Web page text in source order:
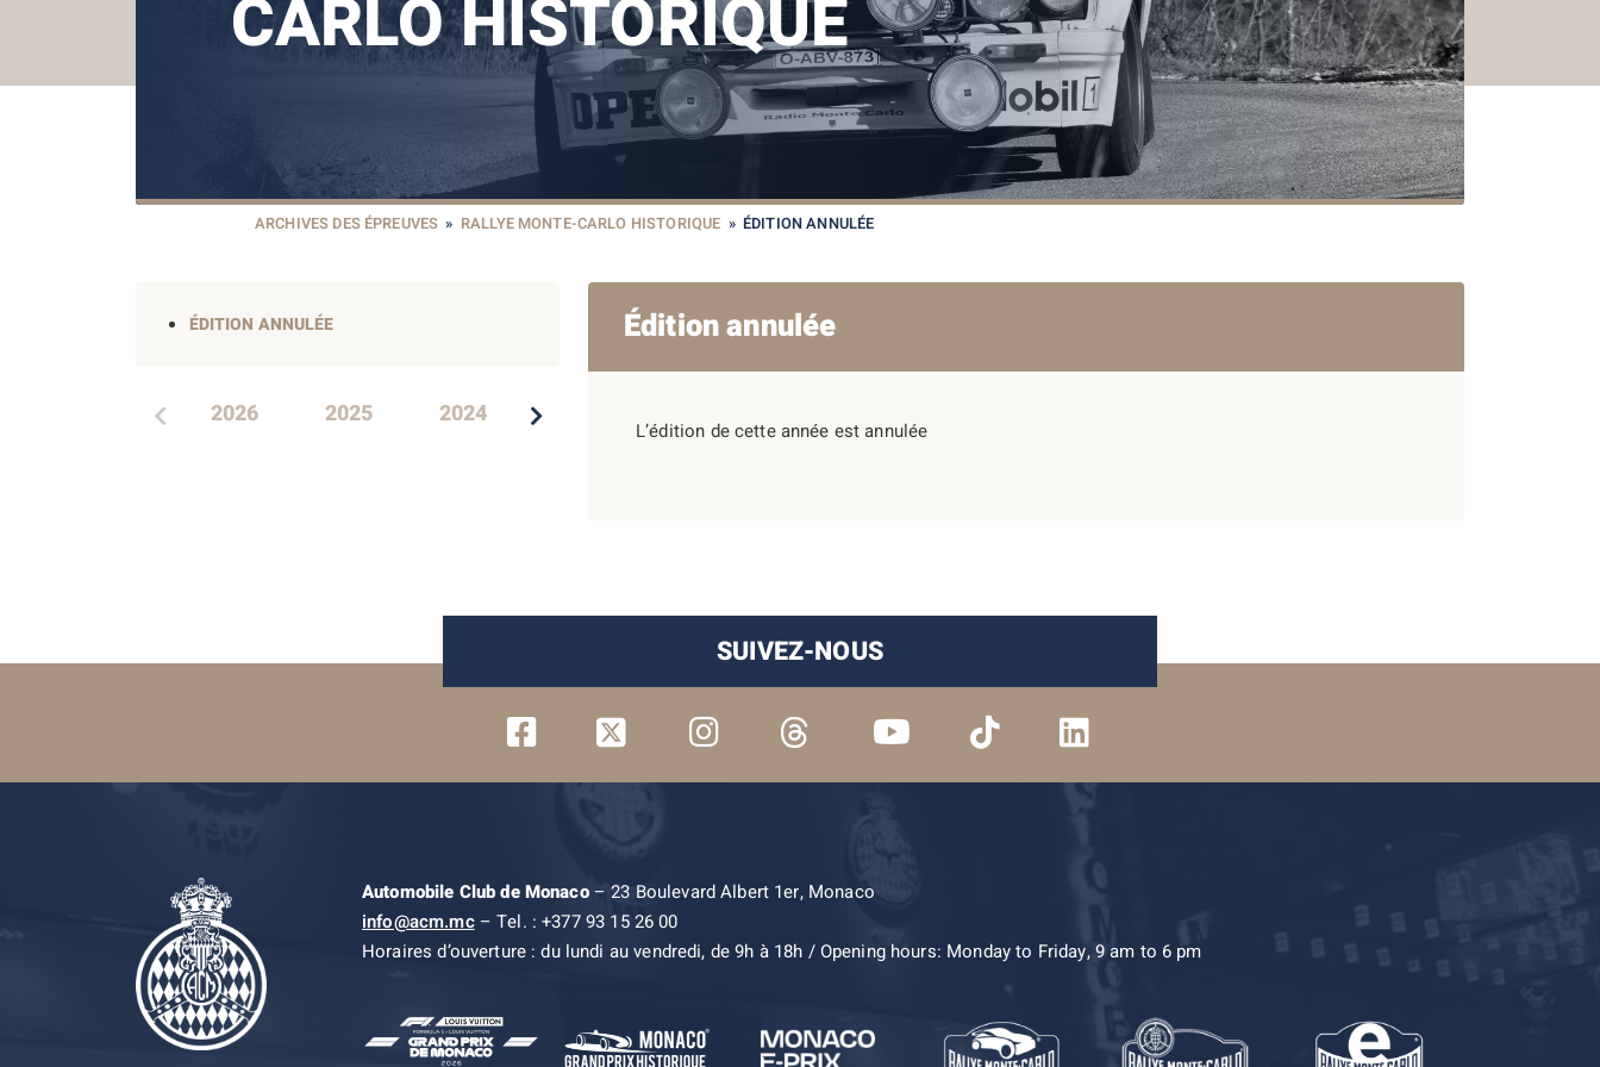
CARLO HISTORIQUE
ARCHIVES DES ÉPREUVES » RALLYE MONTE-CARLO HISTORIQUE »ÉDITION ANNULÉE
ÉDITION ANNULÉE
2026 2025 2024 2021
Édition annulée
L’édition de cette année est annulée
SUIVEZ-NOUS
Automobile Club de Monaco– 23 Boulevard Albert 1er, Monaco
info@acm.mc– Tel. : +377 93 15 26 00
Horaires d’ouverture : du lundi au vendredi, de 9h à 18h / Opening hours: Monday to Friday, 9 am to 6 pm